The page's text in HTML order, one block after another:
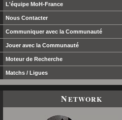
L'équipe MoH-France
Nous Contacter
Communiquer avec la Communauté
Jouer avec la Communauté
Moteur de Recherche
Matchs / Ligues
NETWORK